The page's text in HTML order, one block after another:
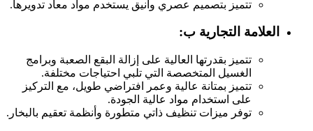
تتميز بتصميم عصري وأنيق يستخدم مواد معاد تدويرها.
العلامة التجارية ب:
تتميز بقدرتها العالية على إزالة البقع الصعبة وبرامج
الغسيل المتخصصة التي تلبي احتياجات مختلفة.
تتميز بمتانة عالية وعمر افتراضي طويل، مع التركيز
على استخدام مواد عالية الجودة.
توفر ميزات تنظيف ذاتي متطورة وأنظمة تعقيم بالبخار.